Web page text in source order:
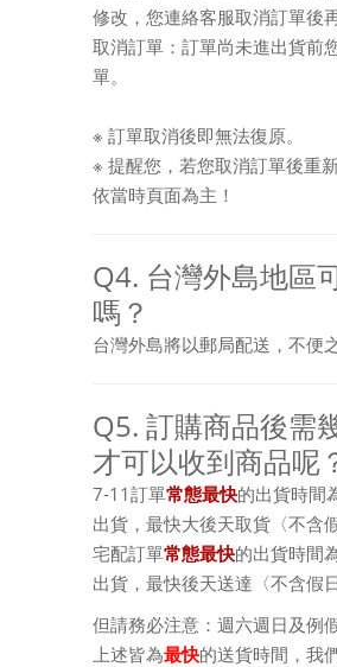
修改，您連絡客服取消訂單後
取消訂單：訂單尚未進出貨前
單。
※ 訂單取消後即無法復原。
※ 提醒您，若您取消訂單後重
依當時頁面為主！
Q4. 台灣外島地區
嗎？
台灣外島將以郵局配送，不便
Q5. 訂購商品後需
才可以收到商品呢
7-11訂單常態最快的出貨時間
出貨，最快大後天取貨〈不含
宅配訂單常態最快的出貨時間
出貨，最快後天送達〈不含假日
但請務必注意：週六週日及例
上述皆為最快的送貨時間，我